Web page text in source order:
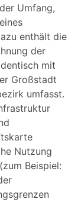
Umfang,
enthält die
der
mit
Großstadt
umfasst.
Nutzung
Beispiel: